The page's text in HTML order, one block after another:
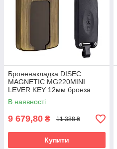
Броненакладка DISEC
MAGNETIC MG220MINI
LEVER KEY 12мм бронза
сатин (Італія)
В наявності
9 679,80 ₴ 11 388 ₴
Купити